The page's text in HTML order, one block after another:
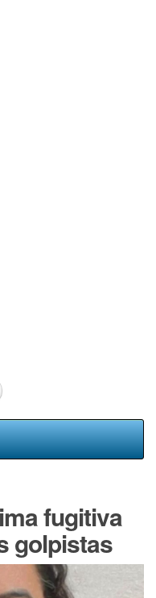
fugitiva
golpistas